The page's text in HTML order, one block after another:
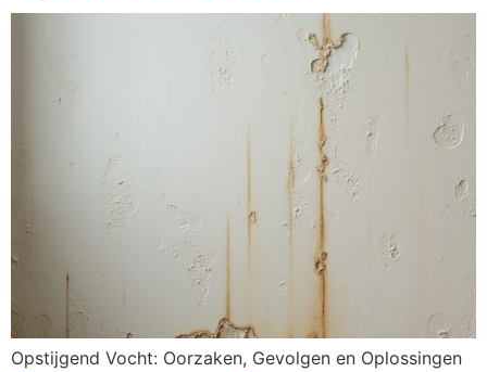
Opstijgend Vocht: Oorzaken, Gevolgen en Oplossingen